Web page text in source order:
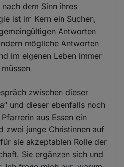
dem Sinn ihres
ist im Kern ein Suchen,
Antworten
mögliche Antworten
im eigenen Leben immer
zwischen dieser
und dieser ebenfalls noch
aus Essen ein
zwei junge Christinnen auf
sie akzeptablen Rolle der
Sie ergänzen sich und